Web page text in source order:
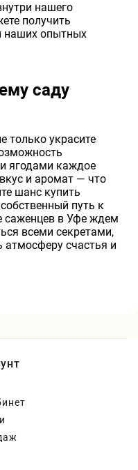
нашего
получить
наших опытных
саду
только украсите
ягодами каждое
и аромат — что
шанс купить
путь к
саженцев в Уфе ждем
всеми секретами,
атмосферу счастья и